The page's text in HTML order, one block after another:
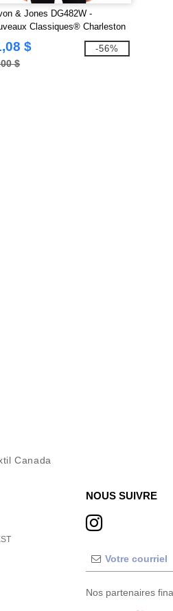
& Jones DG482W -
Classiques® Charleston
pour Femmes
$
$
-56%
Canada
NOUS SUIVRE
Nos partenaires